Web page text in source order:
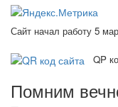
Сайт начал работу 5
QP
Помним